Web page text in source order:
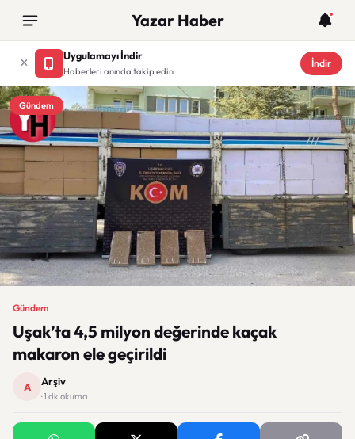
Yazar Haber
Uygulamayı İndir
Haberleri anında takip edin
İndir
Gündem
Gündem
Uşak’ta 4,5 milyon değerinde kaçak
makaron ele geçirildi
A Arşiv
· 1 dk okuma